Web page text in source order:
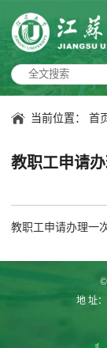
当前位置： 首
教职工申请
教职工申请办理一
©
地 址